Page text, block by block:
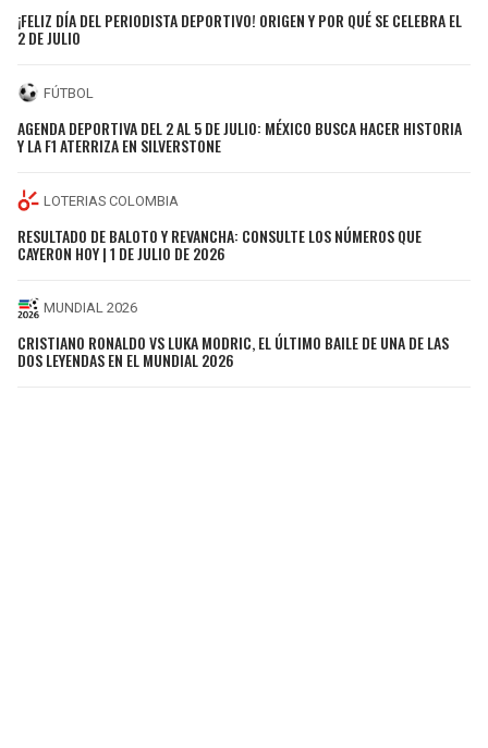
¡FELIZ DÍA DEL PERIODISTA DEPORTIVO! ORIGEN Y POR QUÉ SE CELEBRA EL
2 DE JULIO
FÚTBOL
AGENDA DEPORTIVA DEL 2 AL 5 DE JULIO: MÉXICO BUSCA HACER HISTORIA
Y LA F1 ATERRIZA EN SILVERSTONE
LOTERIAS COLOMBIA
RESULTADO DE BALOTO Y REVANCHA: CONSULTE LOS NÚMEROS QUE
CAYERON HOY | 1 DE JULIO DE 2026
MUNDIAL 2026
CRISTIANO RONALDO VS LUKA MODRIC, EL ÚLTIMO BAILE DE UNA DE LAS
DOS LEYENDAS EN EL MUNDIAL 2026